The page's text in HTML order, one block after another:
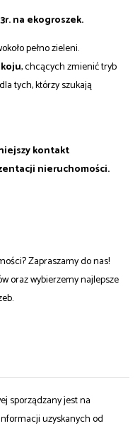
na ekogroszek.
pełno zieleni.
, chcących zmienić tryb
tych, którzy szukają
kontakt
nieruchomości.
Zapraszamy do nas!
oraz wybierzemy najlepsze
sporządzany jest na
uzyskanych od